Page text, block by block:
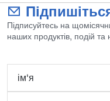
Підписуйтесь на
наших продуктів, подій та
ім'я